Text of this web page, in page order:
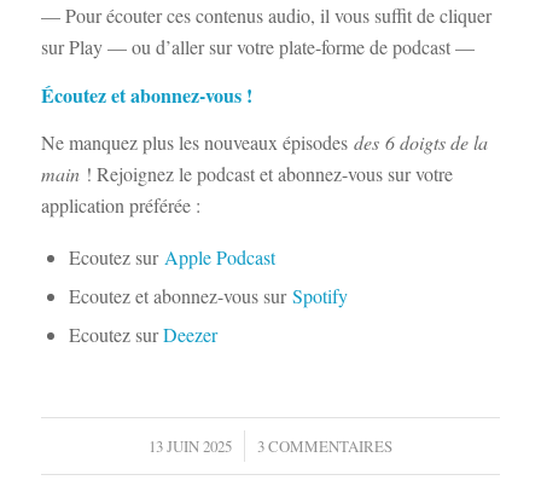
— Pour écouter ces contenus audio, il vous suffit de cliquer
sur Play — ou d’aller sur votre plate-forme de podcast —
Écoutez et abonnez-vous !
Ne manquez plus les nouveaux épisodes des 6 doigts de la
main! Rejoignez le podcast et abonnez-vous sur votre
application préférée :
Ecoutez sur Apple Podcast
Ecoutez et abonnez-vous surSpotify
Ecoutez surDeezer
13 JUIN 2025
/ 3 COMMENTAIRES